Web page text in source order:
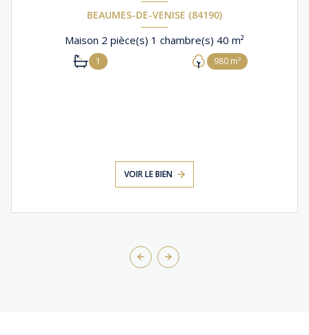
BEAUMES-DE-VENISE (84190)
Maison 2 pièce(s) 1 chambre(s) 40 m²
1 980 m²
VOIR LE BIEN